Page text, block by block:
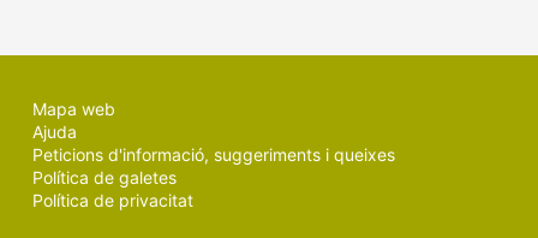
Mapa web
Ajuda
Peticions d'informació, suggeriments i queixes
Política de galetes
Política de privacitat